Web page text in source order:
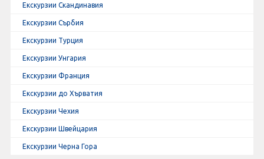
Екскурзии Скандинавия
Екскурзии Сърбия
Екскурзии Турция
Екскурзии Унгария
Екскурзии Франция
Екскурзии до Хърватия
Екскурзии Чехия
Екскурзии Швейцария
Екскурзии Черна Гора